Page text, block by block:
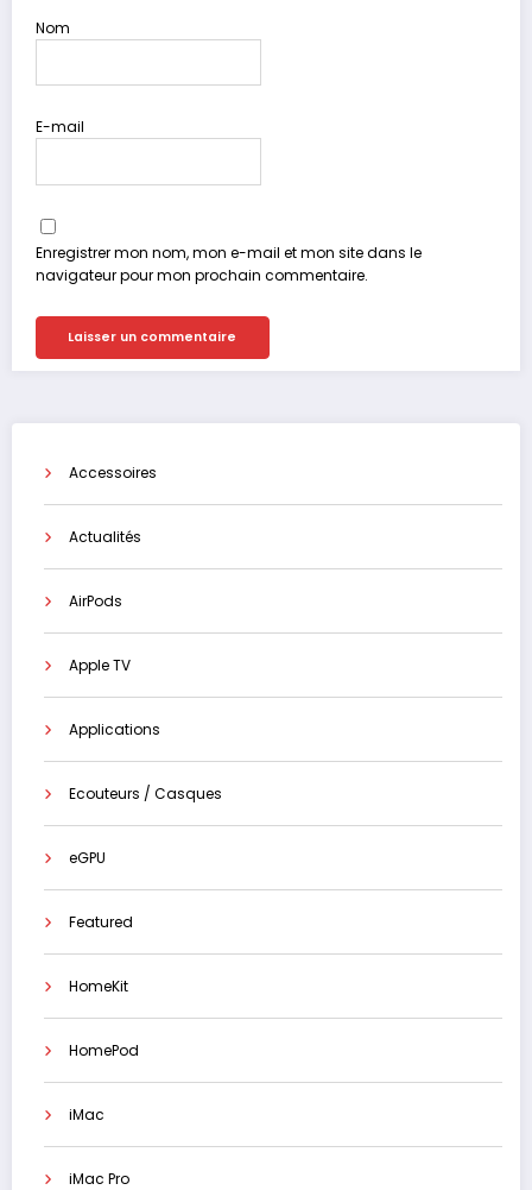
Nom
E-mail
Enregistrer mon nom, mon e-mail et mon site dans le
navigateur pour mon prochain commentaire.
Accessoires
Actualités
AirPods
Apple TV
Applications
Ecouteurs / Casques
eGPU
Featured
HomeKit
HomePod
iMac
iMac Pro